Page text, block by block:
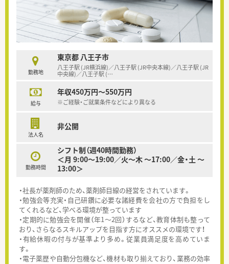
勤務地
東京都 八王子市
八王子駅 (JR横浜線)／八王子駅 (JR中央本線)／八王子駅 (JR
中央線)／八王子駅 (…
給与
年収450万円～550万円
※ご経験・ご就業条件などにより異なる
法人名
非公開
勤務時間
シフト制（週40時間勤務）
＜月 9:00～19:00／火～木 ～17:00／金・土 ～
13:00＞
・社長が薬剤師のため、薬剤師目線の経営をされています。
・勉強会等充実・自己研鑽に必要な諸経費を会社の方で負担をし
てくれるなど、学べる環境が整っています
・定期的に勉強会を開催（年1～2回）するなど、教育体制も整って
おり、さらなるスキルアップを目指す方にオススメの環境です！
・有給休暇の付与が基準より多め。従業員満足度を高めていま
す。
・電子薬歴や自動分包機など、機材も取り揃えており、業務の効率